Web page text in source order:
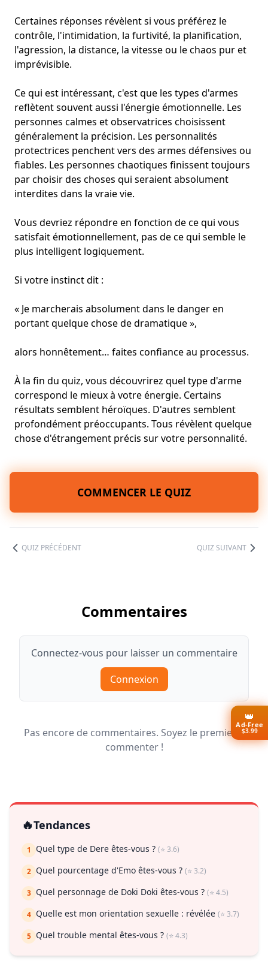
Certaines réponses révèlent si vous préférez le
contrôle, l'intimidation, la furtivité, la planification,
l'agression, la distance, la vitesse ou le chaos pur et
imprévisible.
Ce qui est intéressant, c'est que les types d'armes
reflètent souvent aussi l'énergie émotionnelle. Les
personnes calmes et observatrices choisissent
généralement la précision. Les personnalités
protectrices penchent vers des armes défensives ou
fiables. Les personnes chaotiques finissent toujours
par choisir des choses qui seraient absolument
interdites dans la vraie vie.
Vous devriez répondre en fonction de ce qui vous
satisfait émotionnellement, pas de ce qui semble le
plus intelligent logiquement.
Si votre instinct dit :
« Je marcherais absolument dans le danger en
portant quelque chose de dramatique »,
alors honnêtement… faites confiance au processus.
À la fin du quiz, vous découvrirez quel type d'arme
correspond le mieux à votre énergie. Certains
résultats semblent héroïques. D'autres semblent
profondément préoccupants. Tous révèlent quelque
chose d'étrangement précis sur votre personnalité.
COMMENCER LE QUIZ
QUIZ PRÉCÉDENT QUIZ SUIVANT
Commentaires
Connectez-vous pour laisser un commentaire
Connexion
Pas encore de commentaires. Soyez le premier à
commenter !
🔥Tendances
1 Quel type de Dere êtes-vous ? (⭐ 3.6)
2 Quel pourcentage d'Emo êtes-vous ? (⭐ 3.2)
3 Quel personnage de Doki Doki êtes-vous ? (⭐ 4.5)
4 Quelle est mon orientation sexuelle : révélée (⭐ 3.7)
5 Quel trouble mental êtes-vous ? (⭐ 4.3)
👑
Ad-Free
$3.99